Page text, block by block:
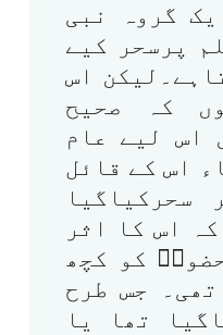
گروہ نبی
پرسحر کیے
اس
کہ صحیح
اس لیے عام
اس کے قائل
اس کا اثر
کو کچھ
تھی۔ جس طرح
تھا یا